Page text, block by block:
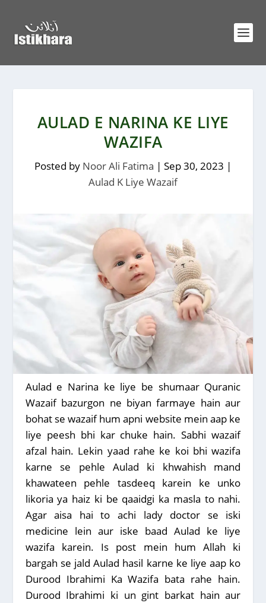
AULAD E NARINA KE LIYE
WAZIFA
Posted by Noor Ali Fatima | Sep 30, 2023 |
Aulad K Liye Wazaif
Aulad e Narina ke liye be shumaar Quranic
Wazaif bazurgon ne biyan farmaye hain aur
bohat se wazaif hum apni website mein aap ke
liye peesh bhi kar chuke hain. Sabhi wazaif
afzal hain. Lekin yaad rahe ke koi bhi wazifa
karne se pehle Aulad ki khwahish mand
khawateen pehle tasdeeq karein ke unko
likoria ya haiz ki be qaaidgi ka masla to nahi.
Agar aisa hai to achi lady doctor se iski
medicine lein aur iske baad Aulad ke liye
wazifa karein. Is post mein hum Allah ki
bargah se jald Aulad hasil karne ke liye aap ko
Durood Ibrahimi Ka Wazifa bata rahe hain.
Durood Ibrahimi ki un gint barkat hain aur